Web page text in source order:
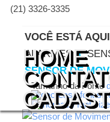
(21) 3326-3335
HOME
VOCÊ ESTÁ
ALARMES \\
SENSOR DE
Tamanho da Fonte